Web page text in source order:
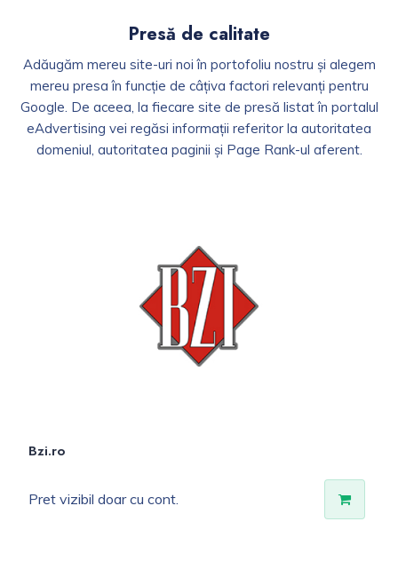
Presă de calitate
Adăugăm mereu site-uri noi în portofoliu nostru și alegem
mereu presa în funcție de câțiva factori relevanți pentru
Google. De aceea, la fiecare site de presă listat în portalul
eAdvertising vei regăsi informații referitor la autoritatea
domeniul, autoritatea paginii și Page Rank-ul aferent.
Bzi.ro
Pret vizibil doar cu cont.